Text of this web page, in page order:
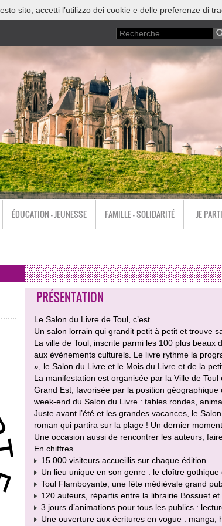
sito, accetti l’utilizzo dei cookie e delle preferenze di
ÉDUCATION - JEUNESSE FAMILLE - SOLIDARITÉ JE
PRÉSENTATION
Le Salon du Livre de Toul, c’est…
Un salon lorrain qui grandit petit à petit et trouve
La ville de Toul, inscrite parmi les 100 plus
aux évènements culturels. Le livre rythme la
», le Salon du Livre et le Mois du Livre et de la
La manifestation est organisée par la Ville de
Grand Est, favorisée par la position
week-end du Salon du Livre : tables rondes,
Juste avant l’été et les grandes vacances, le
roman qui partira sur la plage ! Un dernier
Une occasion aussi de rencontrer les auteurs,
En chiffres…
15 000 visiteurs accueillis sur chaque édition
Un lieu unique en son genre : le cloître
Toul Flamboyante, une fête médiévale grand
120 auteurs, répartis entre la librairie Bossuet
3 jours d’animations pour tous les publics :
Une ouverture aux écritures en vogue : manga,